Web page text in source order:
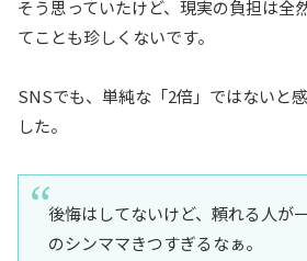
そう思っていたけど、現実の負担は全
てことも珍しくないです。
SNSでも、単純な「2倍」ではないと
した。
後悔はしてないけど、頼れる人が
のシンママきつすぎるなぁ。